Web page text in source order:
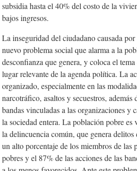
subsidia hasta el 40% del costo de la
bajos ingresos.
La inseguridad del ciudadano causada
nuevo problema social que alarma a la
desconfianza que genera, y coloca el
lugar relevante de la agenda política. La
organizado, especialmente en las
narcotráfico, asaltos y secuestros, además
bandas vinculadas a las organizaciones y
la sociedad entera. La población pobre es
la delincuencia común, que genera delitos
un alto porcentaje de los miembros de las
pobres y el 87% de las acciones de las